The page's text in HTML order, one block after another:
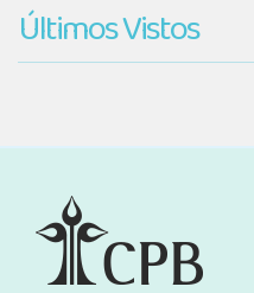
Últimos Vistos